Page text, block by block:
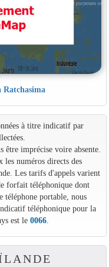
Ratchasima
à titre indicatif par
imprécise voire absente.
les numéros directs des
Les tarifs d'appels varient
forfait téléphonique dont
téléphone portable, nous
téléphonique pour la
est le 0066.